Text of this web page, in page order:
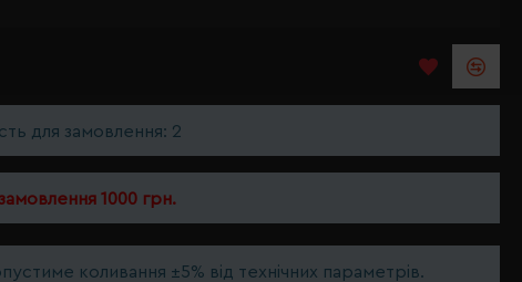
для замовлення: 2
1000 грн.
коливання ±5% від технічних параметрів.